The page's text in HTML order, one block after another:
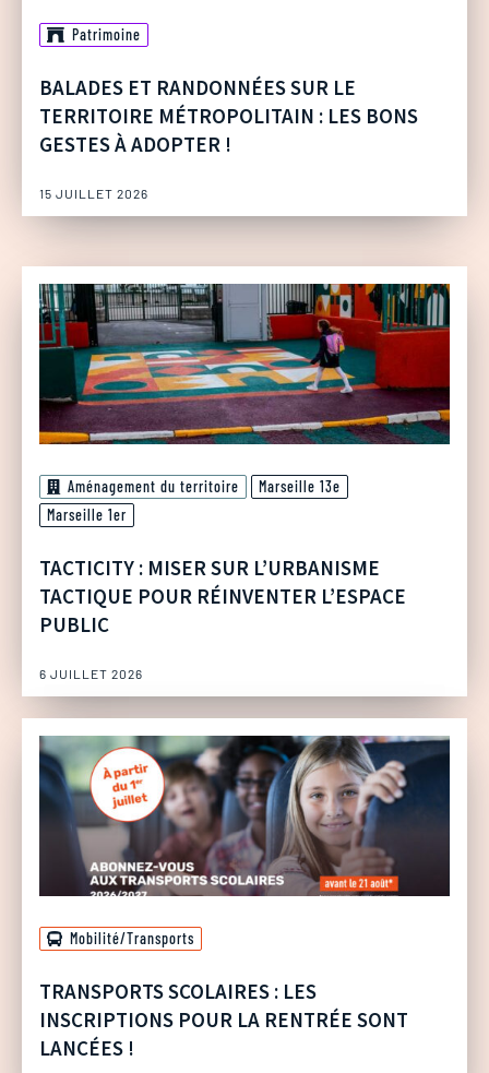
Patrimoine
BALADES ET RANDONNÉES SUR LE
TERRITOIRE MÉTROPOLITAIN : LES BONS
GESTES À ADOPTER !
15 JUILLET 2026
Aménagement du territoire
Marseille 13e
Marseille 1er
TACTICITY : MISER SUR L’URBANISME
TACTIQUE POUR RÉINVENTER L’ESPACE
PUBLIC
6 JUILLET 2026
Mobilité/Transports
TRANSPORTS SCOLAIRES : LES
INSCRIPTIONS POUR LA RENTRÉE SONT
LANCÉES !